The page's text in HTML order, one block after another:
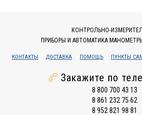
КОНТРОЛЬНО-
ПРИБОРЫ И АВТОМАТИКА
КОНТАКТЫ ДОСТАВКА ПОМОЩЬ ПУНКТЫ
Закажите по
8 800 700 43 13
8 861 232 75 62
8 952 821 98 81